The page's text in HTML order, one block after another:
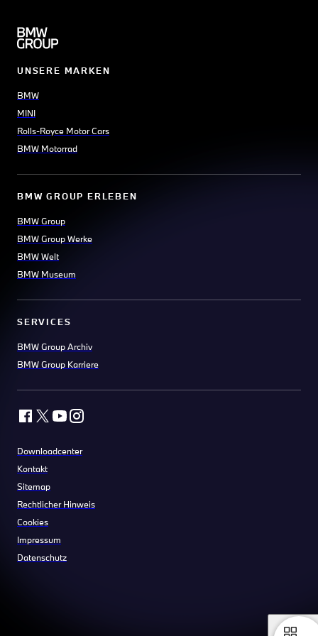
UNSERE MARKEN
BMW
MINI
Rolls-Royce Motor Cars
BMW Motorrad
BMW GROUP ERLEBEN
BMW Group
BMW Group Werke
BMW Welt
BMW Museum
SERVICES
BMW Group Archiv
BMW Group Karriere
Downloadcenter
Kontakt
Sitemap
Rechtlicher Hinweis
Cookies
Impressum
Datenschutz